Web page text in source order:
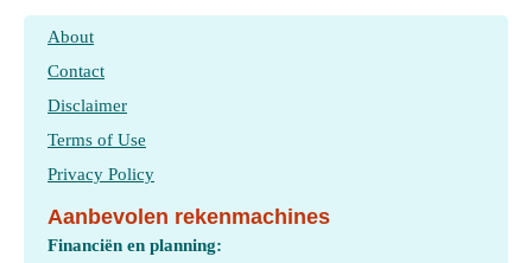
About
Contact
Disclaimer
Terms of Use
Privacy Policy
Aanbevolen rekenmachines
Financiën en planning: